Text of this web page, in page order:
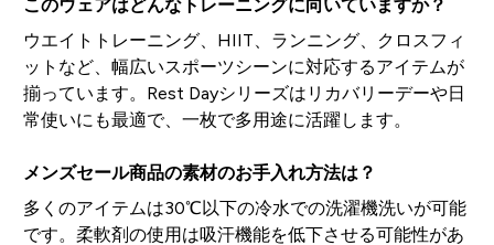
このウェアはどんなトレーニングに向いていますか？
ウエイトトレーニング、HIIT、ランニング、クロスフィ
ットなど、幅広いスポーツシーンに対応するアイテムが
揃っています。Rest Dayシリーズはリカバリーデーや日
常使いにも最適で、一枚で多用途に活躍します。
メンズセール商品の素材のお手入れ方法は？
多くのアイテムは30℃以下の冷水での洗濯機洗いが可能
です。柔軟剤の使用は吸汗機能を低下させる可能性があ